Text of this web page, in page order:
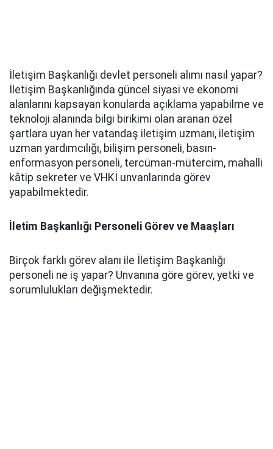
İletişim Başkanlığı devlet personeli alımı nasıl yapar?
İletişim Başkanlığında güncel siyasi ve ekonomi
alanlarını kapsayan konularda açıklama yapabilme ve
teknoloji alanında bilgi birikimi olan aranan özel
şartlara uyan her vatandaş iletişim uzmanı, iletişim
uzman yardımcılığı, bilişim personeli, basın-
enformasyon personeli, tercüman-mütercim, mahalli
kâtip sekreter ve VHKİ unvanlarında görev
yapabilmektedir.
İletim Başkanlığı Personeli Görev ve Maaşları
Birçok farklı görev alanı ile İletişim Başkanlığı
personeli ne iş yapar? Unvanına göre görev, yetki ve
sorumlulukları değişmektedir.